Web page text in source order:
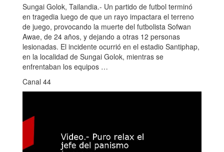
Sungai Golok, Tailandia.- Un partido de futbol terminó
en tragedia luego de que un rayo impactara el terreno
de juego, provocando la muerte del futbolista Sofwan
Awae, de 24 años, y dejando a otras 12 personas
lesionadas. El incidente ocurrió en el estadio Santiphap,
en la localidad de Sungai Golok, mientras se
enfrentaban los equipos …
Canal 44